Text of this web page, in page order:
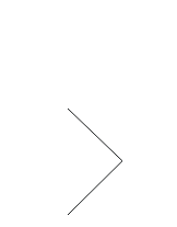
НОВИНКА